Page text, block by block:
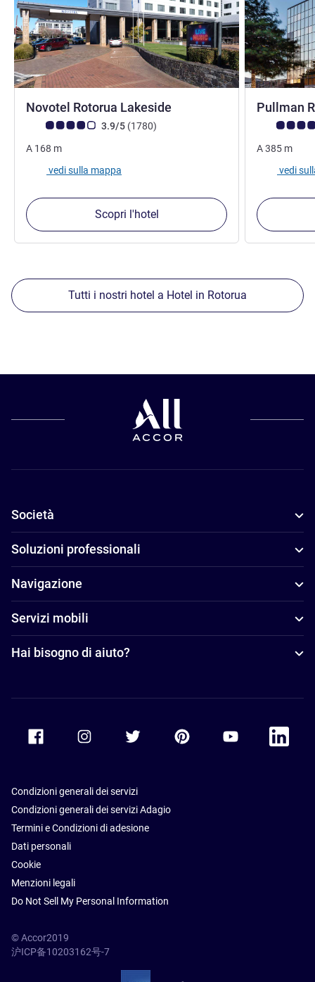
Novotel Rotorua Lakeside
Giudizio clienti (Valutazione ALL)
3.9/5 (1780recensioni
)
A 168 m
vedi sulla mappa
Scopri l'hotel
Pullman
Giudizio
A385 m
vedi
Tutti i nostri hotel a Hotel in Rotorua
Società
Soluzioni professionali
Navigazione
Servizi mobili
Hai bisogno di aiuto?
Accor Facebook Accor TwitterAccor PinterestAccor Youtube
Accor
Condizioni generali dei servizi
Condizioni generali dei servizi Adagio
Termini e Condizioni di adesione
Dati personali
Cookie
Menzioni legali
Do Not Sell My Personal Information
© Accor2019
沪ICP备10203162号-7